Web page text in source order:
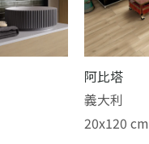
阿比塔
義大利
20x120 cm